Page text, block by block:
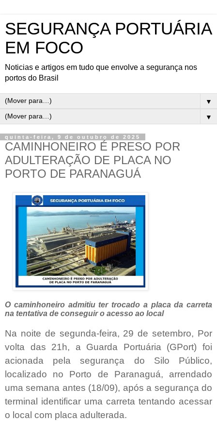
SEGURANÇA PORTUÁRIA
EM FOCO
Noticias e artigos em tudo que envolve a segurança nos
portos do Brasil
▼
▼
quinta-feira, 9 de outubro de 2025
CAMINHONEIRO É PRESO POR
ADULTERAÇÃO DE PLACA NO
PORTO DE PARANAGUÁ
O caminhoneiro admitiu ter trocado a placa da carreta
na tentativa de conseguir o acesso ao local
Na noite de segunda-feira, 29 de setembro, Por
volta das 21h, a Guarda Portuária (GPort) foi
acionada pela segurança do Silo Público,
localizado no Porto de Paranaguá, arrendado
uma semana antes (18/09), após a segurança do
terminal identificar uma carreta tentando acessar
o local com placa adulterada.